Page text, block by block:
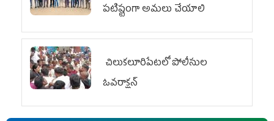
పటిష్టంగా అమలు చేయాలి
చిలుక‌లూరిపేట‌లో పోలీసుల
ఓవ‌రాక్ష‌న్‌